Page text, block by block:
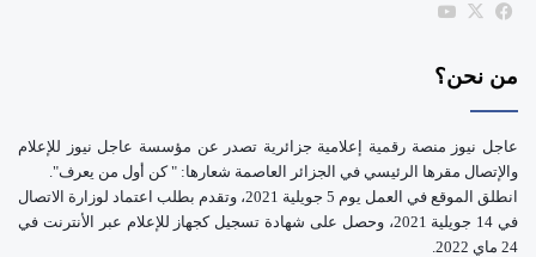
فيسبوك
‫X
من نحن؟
عاجل نيوز منصة رقمية إعلامية جزائرية تصدر عن مؤسسة عاجل نيوز للإعلام
والإتصال مقرها الرئيسي في الجزائر العاصمة شعارها: " كن أول من يعرف".
انطلق الموقع في العمل يوم 5 جويلية 2021، وتقدم بطلب اعتماد لوزارة الاتصال
في 14 جويلية 2021، وحصل على شهادة تسجيل كجهاز للإعلام عبر الأنترنت في
24 ماي 2022.